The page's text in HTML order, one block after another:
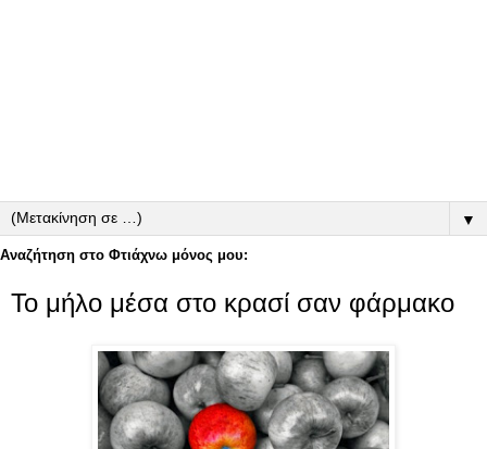
▼
Αναζήτηση στο Φτιάχνω μόνος μου:
Το μήλο μέσα στο κρασί σαν φάρμακο